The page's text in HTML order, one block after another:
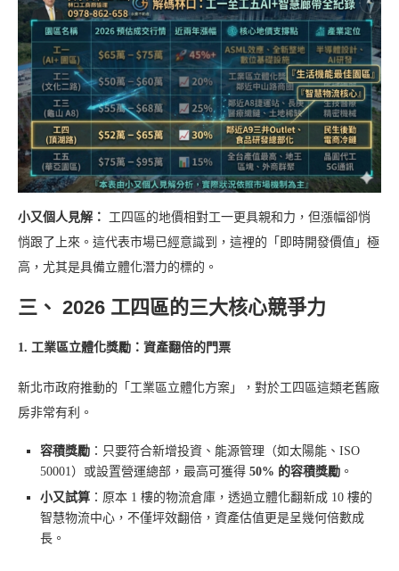
小又個人見解：
工四區的地價相對工一更具親和力，但漲幅卻悄
悄跟了上來。這代表市場已經意識到，這裡的「即時開發價值」極
高，尤其是具備立體化潛力的標的。
三、 2026 工四區的三大核心競爭力
1. 工業區立體化獎勵：資產翻倍的門票
新北市政府推動的「工業區立體化方案」，對於工四區這類老舊廠
房非常有利。
容積獎勵 ：只要符合新增投資、能源管理（如太陽能、ISO
50001）或設置營運總部，最高可獲得 50% 的容積獎勵 。
小又試算 ：原本 1 樓的物流倉庫，透過立體化翻新成 10 樓的
智慧物流中心，不僅坪效翻倍，資產估值更是呈幾何倍數成
長。